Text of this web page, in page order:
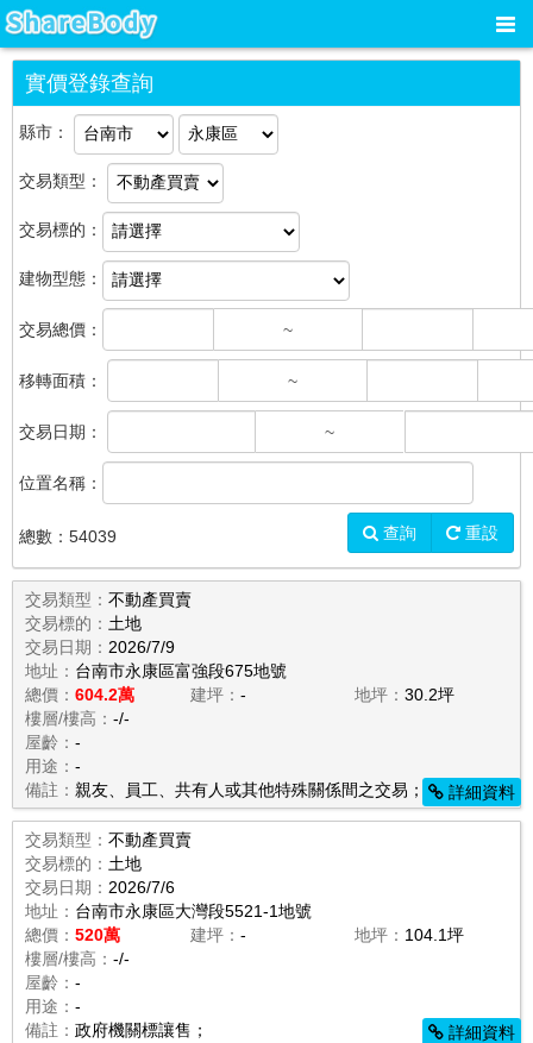
實價登錄查詢
縣市：
交易類型：
交易標的：
建物型態：
交易總價： ~
移轉面積： ~
交易日期： ~
位置名稱：
總數： 54039 查詢 重設
交易類型： 不動產買賣
交易標的： 土地
交易日期： 2026/7/9
地址： 台南市永康區富強段675地號
總價： 604.2萬 建坪： - 地坪：30.2坪
樓層/樓高： -/-
屋齡： -
用途： -
備註： 親友、員工、共有人或其他特殊關係間之交易； 詳細資料
交易類型： 不動產買賣
交易標的： 土地
交易日期： 2026/7/6
地址： 台南市永康區大灣段5521-1地號
總價： 520萬 建坪： - 地坪： 104.1坪
樓層/樓高： -/-
屋齡： -
用途： -
備註： 政府機關標讓售； 詳細資料